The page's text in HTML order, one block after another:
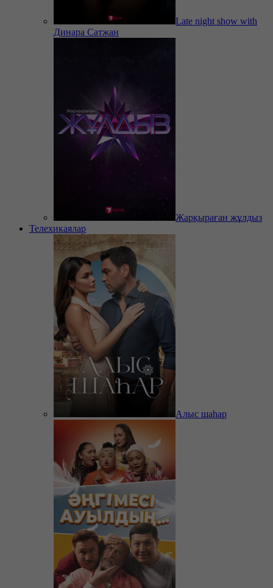
Late night show with
Динара Сатжан
Жарқыраған жұлдыз
Телехикаялар
Алыс шаһар